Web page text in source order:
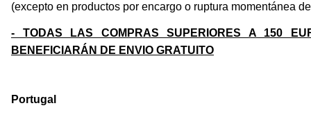
(excepto en productos por encargo o ruptura momentánea
- TODAS LAS COMPRAS SUPERIORES A 150
BENEFICIARÁN DE ENVIO GRATUITO
Portugal